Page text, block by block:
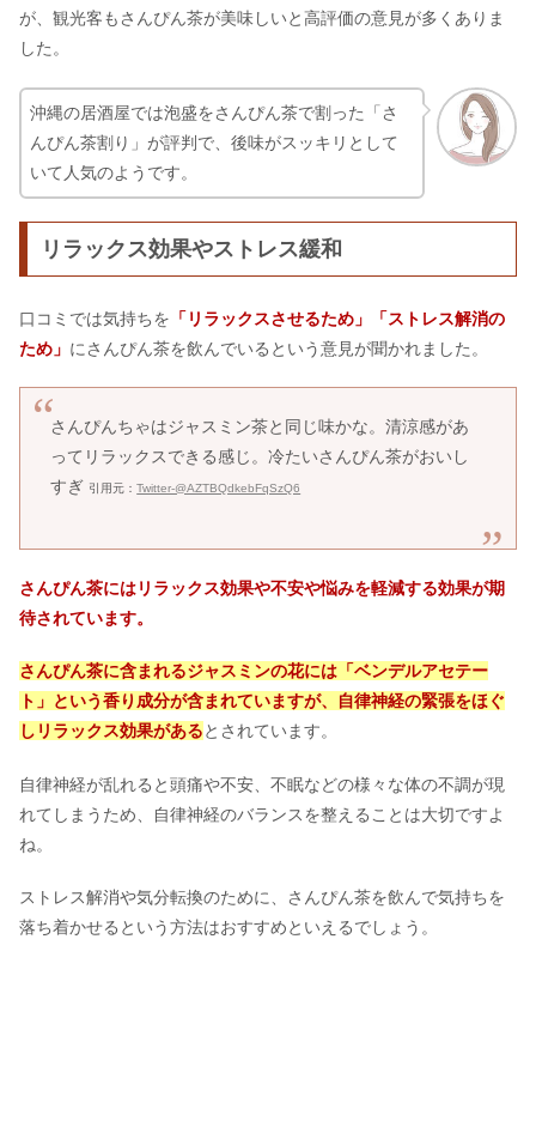
が、観光客もさんぴん茶が美味しいと高評価の意見が多くありま
した。
沖縄の居酒屋では泡盛をさんぴん茶で割った「さ
んぴん茶割り」が評判で、後味がスッキリとして
いて人気のようです。
リラックス効果やストレス緩和
口コミでは気持ちを 「リラックスさせるため」「ストレス解消の
ため」 にさんぴん茶を飲んでいるという意見が聞かれました。
さんぴんちゃはジャスミン茶と同じ味かな。清涼感があ
ってリラックスできる感じ。冷たいさんぴん茶がおいし
すぎ 引用元：Twitter-@AZTBQdkebFqSzQ6
さんぴん茶にはリラックス効果や不安や悩みを軽減する効果が期
待されています。
さんぴん茶に含まれるジャスミンの花には「ベンデルアセテー
ト」という香り成分が含まれていますが、自律神経の緊張をほぐ
しリラックス効果があるとされています。
自律神経が乱れると頭痛や不安、不眠などの様々な体の不調が現
れてしまうため、自律神経のバランスを整えることは大切ですよ
ね。
ストレス解消や気分転換のために、さんぴん茶を飲んで気持ちを
落ち着かせるという方法はおすすめといえるでしょう。